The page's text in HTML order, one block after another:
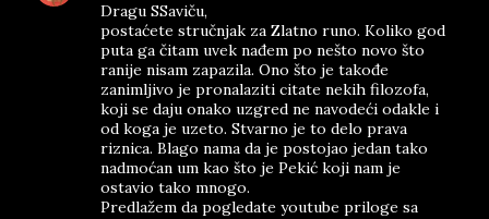
Dragu SSaviču,
postaćete stručnjak za Zlatno runo. Koliko god
puta ga čitam uvek nađem po nešto novo što
ranije nisam zapazila. Ono što je takođe
zanimljivo je pronalaziti citate nekih filozofa,
koji se daju onako uzgred ne navodeći odakle i
od koga je uzeto. Stvarno je to delo prava
riznica. Blago nama da je postojao jedan tako
nadmoćan um kao što je Pekić koji nam je
ostavio tako mnogo.
Predlažem da pogledate youtube priloge sa